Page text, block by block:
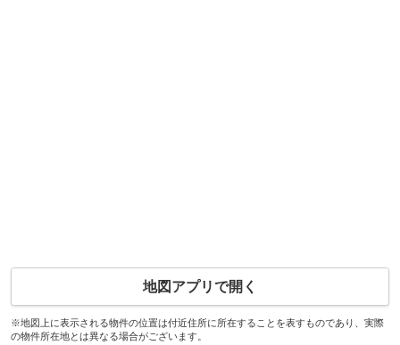
地図アプリで開く
※地図上に表示される物件の位置は付近住所に所在することを表すものであり、実際
の物件所在地とは異なる場合がございます。